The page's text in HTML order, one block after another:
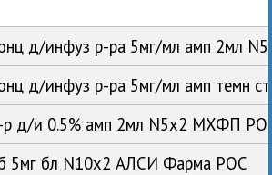
д/инфуз р-ра 5мг/мл амп 2мл
д/инфуз р-ра 5мг/мл амп темн
р д/и 0.5% амп 2мл N5x2 МХФП
5мг бл N10x2 АЛСИ Фарма РОС